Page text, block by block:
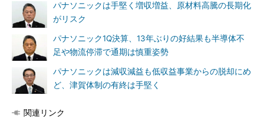
パナソニックは手堅く増収増益、原材料高騰の長期化
がリスク
パナソニック1Q決算、13年ぶりの好結果も半導体不
足や物流停滞で通期は慎重姿勢
パナソニックは減収減益も低収益事業からの脱却にめ
ど、津賀体制の有終は手堅く
関連リンク